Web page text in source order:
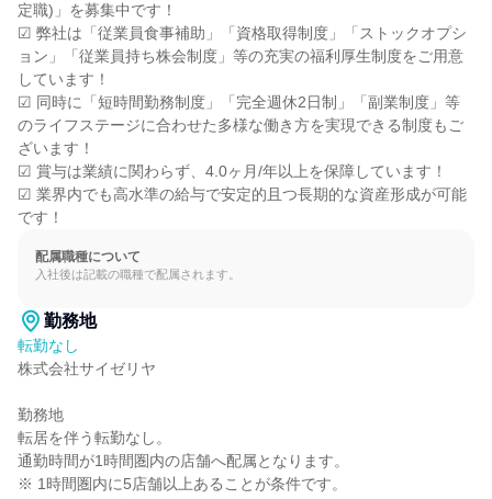
定職)」を募集中です！
☑ 弊社は「従業員食事補助」「資格取得制度」「ストックオプシ
ョン」「従業員持ち株会制度」等の充実の福利厚生制度をご用意
しています！
☑ 同時に「短時間勤務制度」「完全週休2日制」「副業制度」等
のライフステージに合わせた多様な働き方を実現できる制度もご
ざいます！
☑ 賞与は業績に関わらず、4.0ヶ月/年以上を保障しています！
☑ 業界内でも高水準の給与で安定的且つ長期的な資産形成が可能
です！
配属職種について
入社後は記載の職種で配属されます。
勤務地
転勤なし
株式会社サイゼリヤ
勤務地
転居を伴う転勤なし。
通勤時間が1時間圏内の店舗へ配属となります。
※ 1時間圏内に5店舗以上あることが条件です。